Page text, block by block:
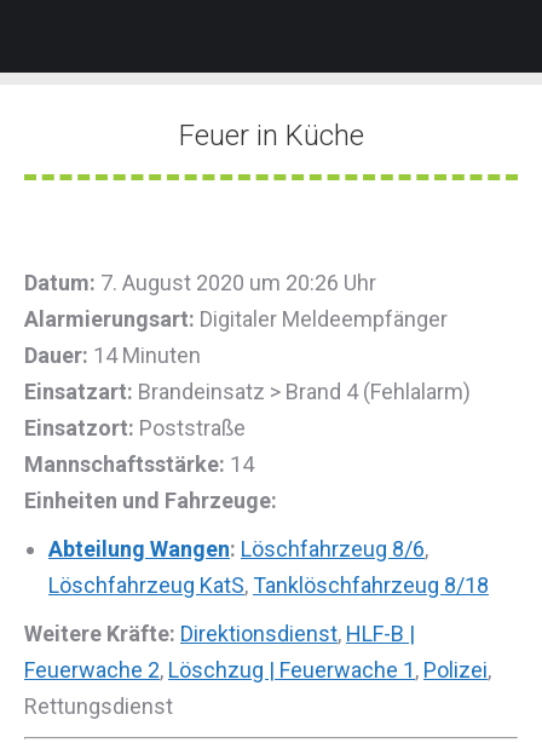
Feuer in Küche
Sie befinden sich hier:
Datum: 7. August 2020 um 20:26 Uhr
Alarmierungsart: Digitaler Meldeempfänger
Dauer: 14 Minuten
Einsatzart: Brandeinsatz > Brand 4 (Fehlalarm)
Einsatzort: Poststraße
Mannschaftsstärke: 14
Einheiten und Fahrzeuge:
Abteilung Wangen: Löschfahrzeug 8/6,
Löschfahrzeug KatS,Tanklöschfahrzeug 8/18
Weitere Kräfte: Direktionsdienst, HLF-B |
Feuerwache 2, Löschzug | Feuerwache 1, Polizei,
Rettungsdienst